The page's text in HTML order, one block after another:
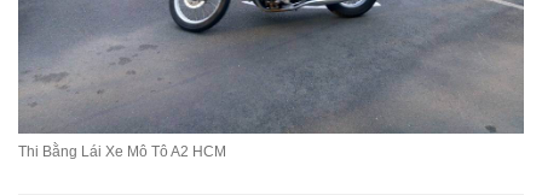
Thi Bằng Lái Xe Mô Tô A2 HCM